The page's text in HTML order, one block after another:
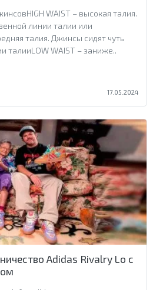
WAIST – высокая талия.
линии талии или
талия. Джинсы сидят чуть
талииLOW WAIST – заниже..
17.05.2024
Adidas Rivalry Lo с